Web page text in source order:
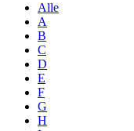
Alle
A
B
C
D
E
F
G
H